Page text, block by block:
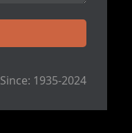
Since: 1935-2024